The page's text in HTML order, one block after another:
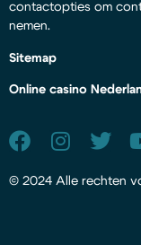
contactopties om
nemen.
Sitemap
Online casino
© 2024 Alle rechten